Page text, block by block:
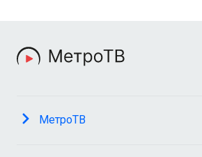
МетроТВ